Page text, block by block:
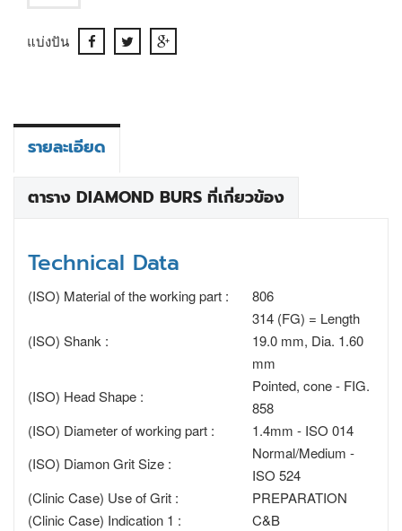
แบ่งปัน
รายละเอียด
ตาราง DIAMOND BURS ที่เกี่ยวข้อง
Technical Data
(ISO) Material of the working part : 806
(ISO) Shank :
314 (FG) = Length
19.0 mm, Dia. 1.60
mm
(ISO) Head Shape :
Pointed, cone - FIG.
858
(ISO) Diameter of working part :
1.4mm - ISO 014
(ISO) Diamon Grit Size :
Normal/Medium -
ISO 524
(Clinic Case) Use of Grit :
PREPARATION
(Clinic Case) Indication 1 :
C&B